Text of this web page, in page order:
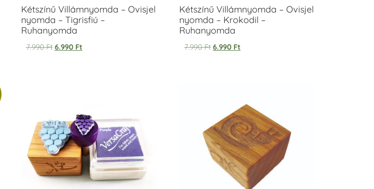
Kétszínű Villámnyomda – Ovisjel
nyomda – Tigrisfiú –
Ruhanyomda
7.990Ft 6.990 Ft
Kétszínű Villámnyomda – Ovisjel
nyomda – Krokodil –
Ruhanyomda
7.990Ft 6.990 Ft